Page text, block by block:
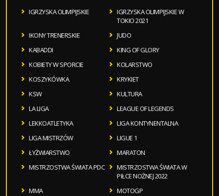
IGRZYSKA OLIMPIJSKIE
IGRZYSKA OLIMPIJSKIE W
TOKIO 2021
IKONY TRENERSKIE
JUDO
KABADDI
KING OF GLORY
KOBIETY W SPORCIE
KOLARSTWO
KOSZYKÓWKA
KRYKIET
KSW
KULTURA
LA LIGA
LEAGUE OF LEGENDS
LEKKOATLETYKA
LIGA KONTYNENTALNA
LIGA MISTRZÓW
LIGUE 1
ŁYŻWIARSTWO
MARATON
MISTRZOSTWA ŚWIATA PDC
MISTRZOSTWA ŚWIATA W
PIŁCE NOŻNEJ 2022
MMA
MOTOGP